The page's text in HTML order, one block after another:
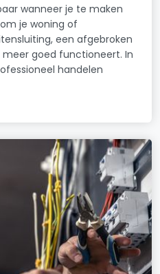
wanneer je te maken
je woning of
een afgebroken
goed functioneert. In
handelen